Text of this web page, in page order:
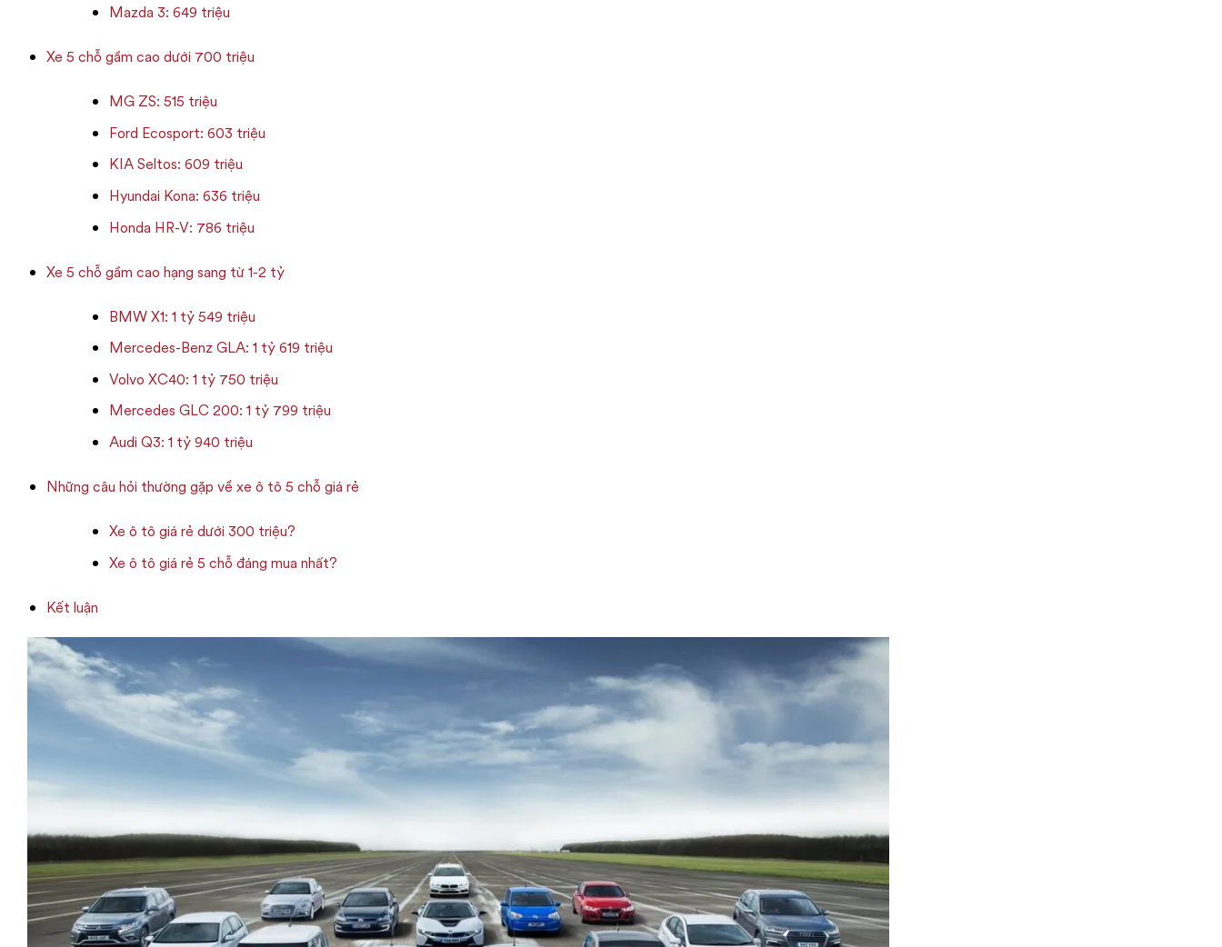
Mazda 3: 649 triệu
Xe 5 chỗ gầm cao dưới 700 triệu
MG ZS: 515 triệu
Ford Ecosport: 603 triệu
KIA Seltos: 609 triệu
Hyundai Kona: 636 triệu
Honda HR-V: 786 triệu
Xe 5 chỗ gầm cao hạng sang từ 1-2 tỷ
BMW X1: 1 tỷ 549 triệu
Mercedes-Benz GLA: 1 tỷ 619 triệu
Volvo XC40: 1 tỷ 750 triệu
Mercedes GLC 200: 1 tỷ 799 triệu
Audi Q3: 1 tỷ 940 triệu
Những câu hỏi thường gặp về xe ô tô 5 chỗ giá rẻ
Xe ô tô giá rẻ dưới 300 triệu?
Xe ô tô giá rẻ 5 chỗ đáng mua nhất?
Kết luận